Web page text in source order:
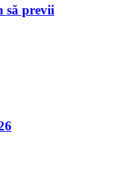
să previi